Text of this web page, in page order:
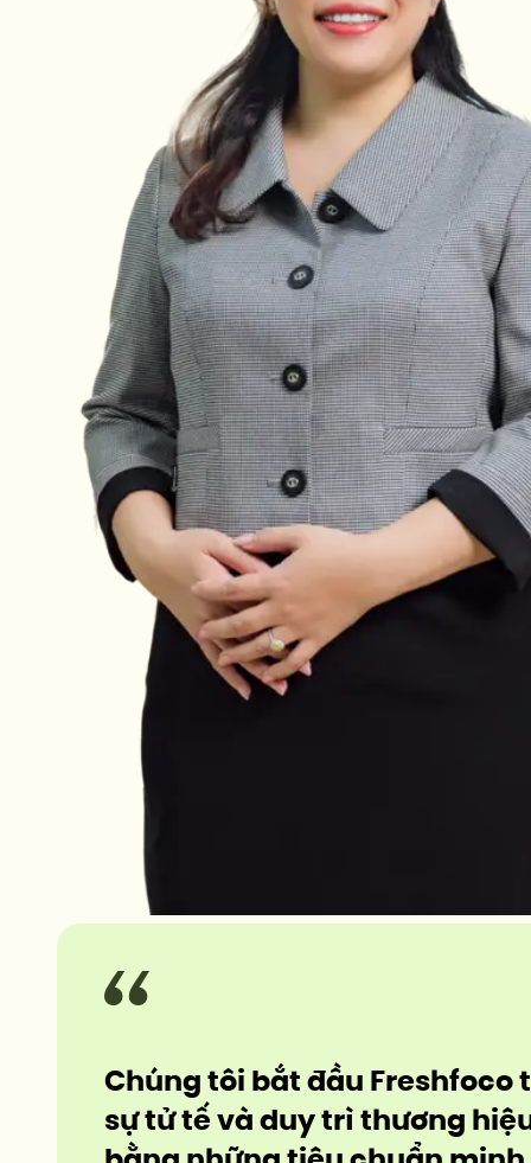
Chúng tôi bắt đầu Freshfoco
sự tử tế và duy trì thương